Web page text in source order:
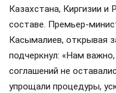
Казахстана, Киргизии и
составе. Премьер-
Касымалиев, открывая
подчеркнул: «Нам
соглашений не
упрощали процедуры,